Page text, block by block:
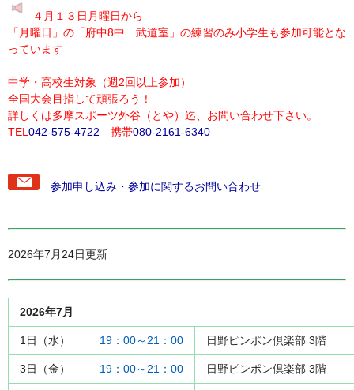
４月１３日月曜日から
「月曜日」の「府中8中 武道室」の練習のみ小学生も参加可能とな
っています
中学・高校生対象（週2回以上参加）
全国大会目指して頑張ろう！
詳しくは多摩スポーツ外谷（とや）迄、お問い合わせ下さい。
TEL 042-575-4722 携帯080-2161-6340
参加申し込み・参加に関するお問い合わせ
2026年7月24日更新
2026年7月
1日（水） 19：00～21：00 日野ピンポン倶楽部 3階
3日（金） 19：00～21：00 日野ピンポン倶楽部 3階